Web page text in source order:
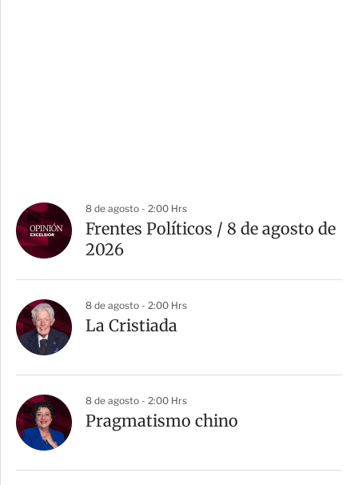
8 de agosto - 2:00 Hrs
Frentes Políticos / 8 de agosto de
2026
8 de agosto - 2:00 Hrs
La Cristiada
8 de agosto - 2:00 Hrs
Pragmatismo chino